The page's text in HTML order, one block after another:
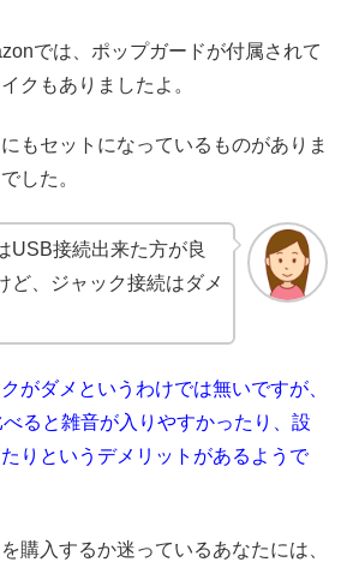
では、ポップガードが付属されて
クもありましたよ。
もセットになっているものがありま
した。
USB接続出来た方が良
ど、ジャック接続はダメ
がダメというわけでは無いですが、
ると雑音が入りやすかったり、設
りというデメリットがあるようで
購入するか迷っているあなたには、